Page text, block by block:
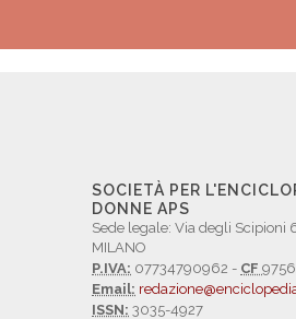
SOCIETÀ PER
DONNE APS
Sede legale: Via degli Scipioni
MILANO
P.IVA: 07734790962 - CF
Email:
ISSN: 3035-4927